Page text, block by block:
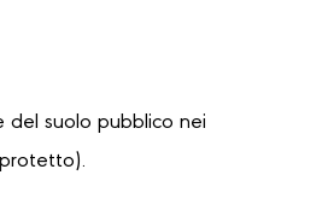
del suolo pubblico nei